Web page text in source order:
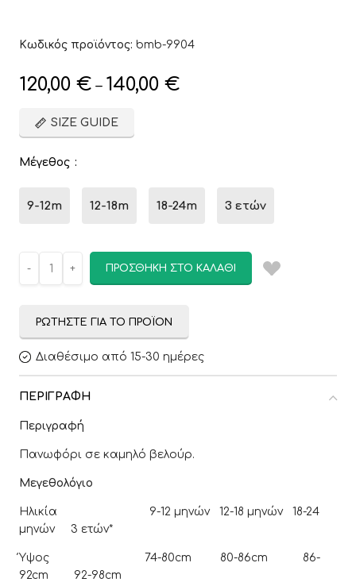
Κωδικός προϊόντος: bmb-9904
120,00 € – 140,00 €
SIZE GUIDE
Μέγεθος
9-12m 12-18m 18-24m 3 ετών
ΠΡΟΣΘΉΚΗ ΣΤΟ ΚΑΛΆΘΙ
ΡΩΤΉΣΤΕ ΓΙΑ ΤΟ ΠΡΟΪΌΝ
Διαθέσιμο από 15-30 ημέρες
ΠΕΡΙΓΡΑΦΉ
Περιγραφή
Πανωφόρι σε καμηλό βελούρ.
Μεγεθολόγιο
Ηλικία 9-12 μηνών 12-18 μηνών 18-24
μηνών 3 ετών*
Ύψος 74-80cm 80-86cm 86-
92cm 92-98cm